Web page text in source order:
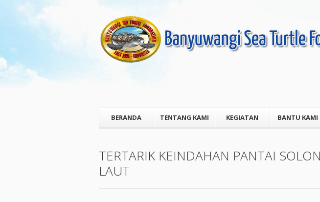
BERANDA TENTANG KAMI KEGIATAN BANTU KAMI
TERTARIK KEINDAHAN PANTAI
LAUT